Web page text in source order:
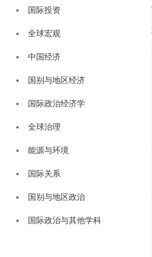
国际投资
全球宏观
中国经济
国别与地区经济
国际政治经济学
全球治理
能源与环境
国际关系
国别与地区政治
国际政治与其他学科